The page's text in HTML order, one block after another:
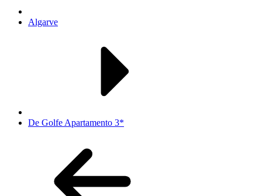
Algarve
De Golfe Apartamento 3*